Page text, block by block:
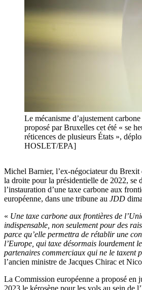
Le mécanisme d’ajustement
proposé par Bruxelles cet été « se
réticences de plusieurs États »,
HOSLET/EPA]
Michel Barnier, l’ex-négociateur du Brexit
la droite pour la présidentielle de 2022, se
l’instauration d’une taxe carbone aux
européenne, dans une tribune au JDD
« Une taxe carbone aux frontières de
indispensable, non seulement pour des
parce qu’elle permettra de rétablir une
l’Europe, qui taxe désormais lourdement
partenaires commerciaux qui ne le taxent
l’ancien ministre de Jacques Chirac et
La Commission européenne a proposé en